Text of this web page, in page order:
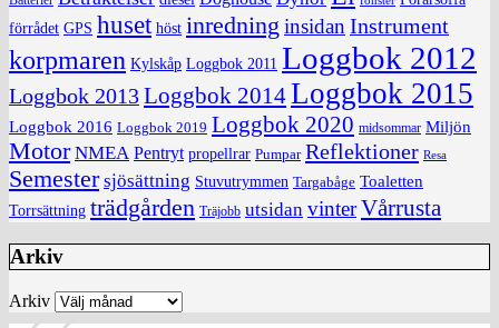
förrådet GPS huset höst inredning insidan Instrument
korpmaren Kylskåp Loggbok 2011 Loggbok 2012
Loggbok 2013Loggbok 2014Loggbok 2015
Loggbok 2016 Loggbok 2019 Loggbok 2020 midsommar Miljön
Motor NMEA Pentryt propellrar Pumpar Reflektioner Resa
Semester sjösättning Stuvutrymmen Targabåge Toaletten
Torrsättning trädgården Träjobb utsidan vinterVårrusta
Arkiv
Arkiv